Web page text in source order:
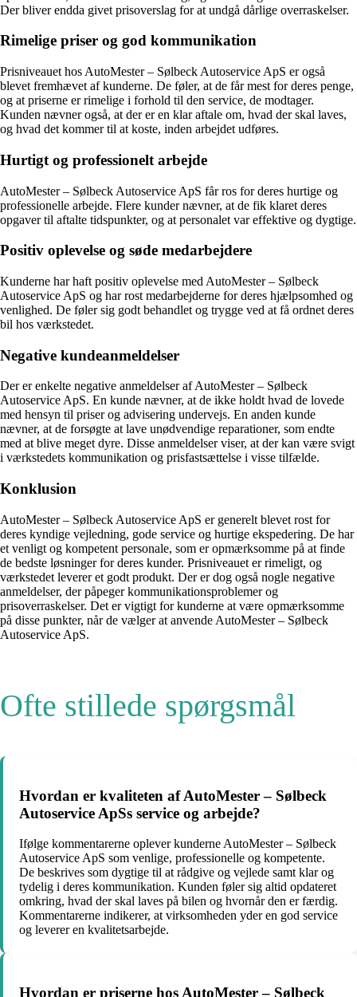
Der bliver endda givet prisoverslag for at undgå dårlige overraskelser.
Rimelige priser og god kommunikation
Prisniveauet hos AutoMester – Sølbeck Autoservice ApS er også
blevet fremhævet af kunderne. De føler, at de får mest for deres penge,
og at priserne er rimelige i forhold til den service, de modtager.
Kunden nævner også, at der er en klar aftale om, hvad der skal laves,
og hvad det kommer til at koste, inden arbejdet udføres.
Hurtigt og professionelt arbejde
AutoMester – Sølbeck Autoservice ApS får ros for deres hurtige og
professionelle arbejde. Flere kunder nævner, at de fik klaret deres
opgaver til aftalte tidspunkter, og at personalet var effektive og dygtige.
Positiv oplevelse og søde medarbejdere
Kunderne har haft positiv oplevelse med AutoMester – Sølbeck
Autoservice ApS og har rost medarbejderne for deres hjælpsomhed og
venlighed. De føler sig godt behandlet og trygge ved at få ordnet deres
bil hos værkstedet.
Negative kundeanmeldelser
Der er enkelte negative anmeldelser af AutoMester – Sølbeck
Autoservice ApS. En kunde nævner, at de ikke holdt hvad de lovede
med hensyn til priser og advisering undervejs. En anden kunde
nævner, at de forsøgte at lave unødvendige reparationer, som endte
med at blive meget dyre. Disse anmeldelser viser, at der kan være svigt
i værkstedets kommunikation og prisfastsættelse i visse tilfælde.
Konklusion
AutoMester – Sølbeck Autoservice ApS er generelt blevet rost for
deres kyndige vejledning, gode service og hurtige ekspedering. De har
et venligt og kompetent personale, som er opmærksomme på at finde
de bedste løsninger for deres kunder. Prisniveauet er rimeligt, og
værkstedet leverer et godt produkt. Der er dog også nogle negative
anmeldelser, der påpeger kommunikationsproblemer og
prisoverraskelser. Det er vigtigt for kunderne at være opmærksomme
på disse punkter, når de vælger at anvende AutoMester – Sølbeck
Autoservice ApS.
Ofte stillede spørgsmål
Hvordan er kvaliteten af AutoMester – Sølbeck
Autoservice ApSs service og arbejde?
Ifølge kommentarerne oplever kunderne AutoMester – Sølbeck
Autoservice ApS som venlige, professionelle og kompetente.
De beskrives som dygtige til at rådgive og vejlede samt klar og
tydelig i deres kommunikation. Kunden føler sig altid opdateret
omkring, hvad der skal laves på bilen og hvornår den er færdig.
Kommentarerne indikerer, at virksomheden yder en god service
og leverer en kvalitetsarbejde.
Hvordan er priserne hos AutoMester – Sølbeck